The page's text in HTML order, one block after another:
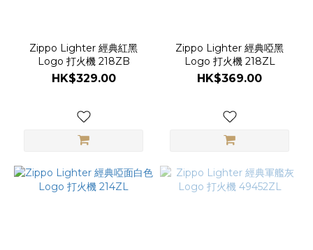
Zippo Lighter 經典紅黑
Logo 打火機 218ZB
HK$329.00
Zippo Lighter 經典啞黑
Logo 打火機 218ZL
HK$369.00